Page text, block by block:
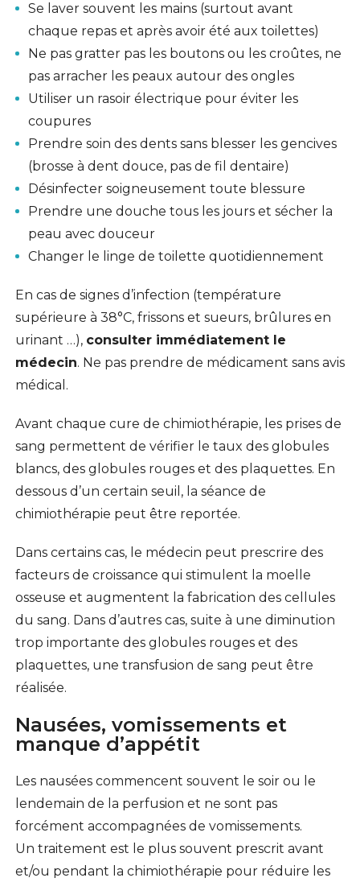
Se laver souvent les mains (surtout avant
chaque repas et après avoir été aux toilettes)
Ne pas gratter pas les boutons ou les croûtes, ne
pas arracher les peaux autour des ongles
Utiliser un rasoir électrique pour éviter les
coupures
Prendre soin des dents sans blesser les gencives
(brosse à dent douce, pas de fil dentaire)
Désinfecter soigneusement toute blessure
Prendre une douche tous les jours et sécher la
peau avec douceur
Changer le linge de toilette quotidiennement
En cas de signes d’infection (température
supérieure à 38°C, frissons et sueurs, brûlures en
urinant …), consulter immédiatement le
médecin. Ne pas prendre de médicament sans avis
médical.
Avant chaque cure de chimiothérapie, les prises de
sang permettent de vérifier le taux des globules
blancs, des globules rouges et des plaquettes. En
dessous d’un certain seuil, la séance de
chimiothérapie peut être reportée.
Dans certains cas, le médecin peut prescrire des
facteurs de croissance qui stimulent la moelle
osseuse et augmentent la fabrication des cellules
du sang. Dans d’autres cas, suite à une diminution
trop importante des globules rouges et des
plaquettes, une transfusion de sang peut être
réalisée.
Nausées, vomissements et
manque d’appétit
Les nausées commencent souvent le soir ou le
lendemain de la perfusion et ne sont pas
forcément accompagnées de vomissements.
Un traitement est le plus souvent prescrit avant
et/ou pendant la chimiothérapie pour réduire les